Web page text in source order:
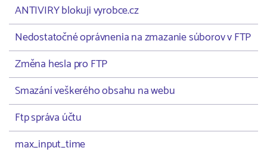
ANTIVIRY blokuji vyrobce.cz
Nedostatočné oprávnenia na zmazanie súborov v FTP
Změna hesla pro FTP
Smazání veškerého obsahu na webu
Ftp správa účtu
max_input_time